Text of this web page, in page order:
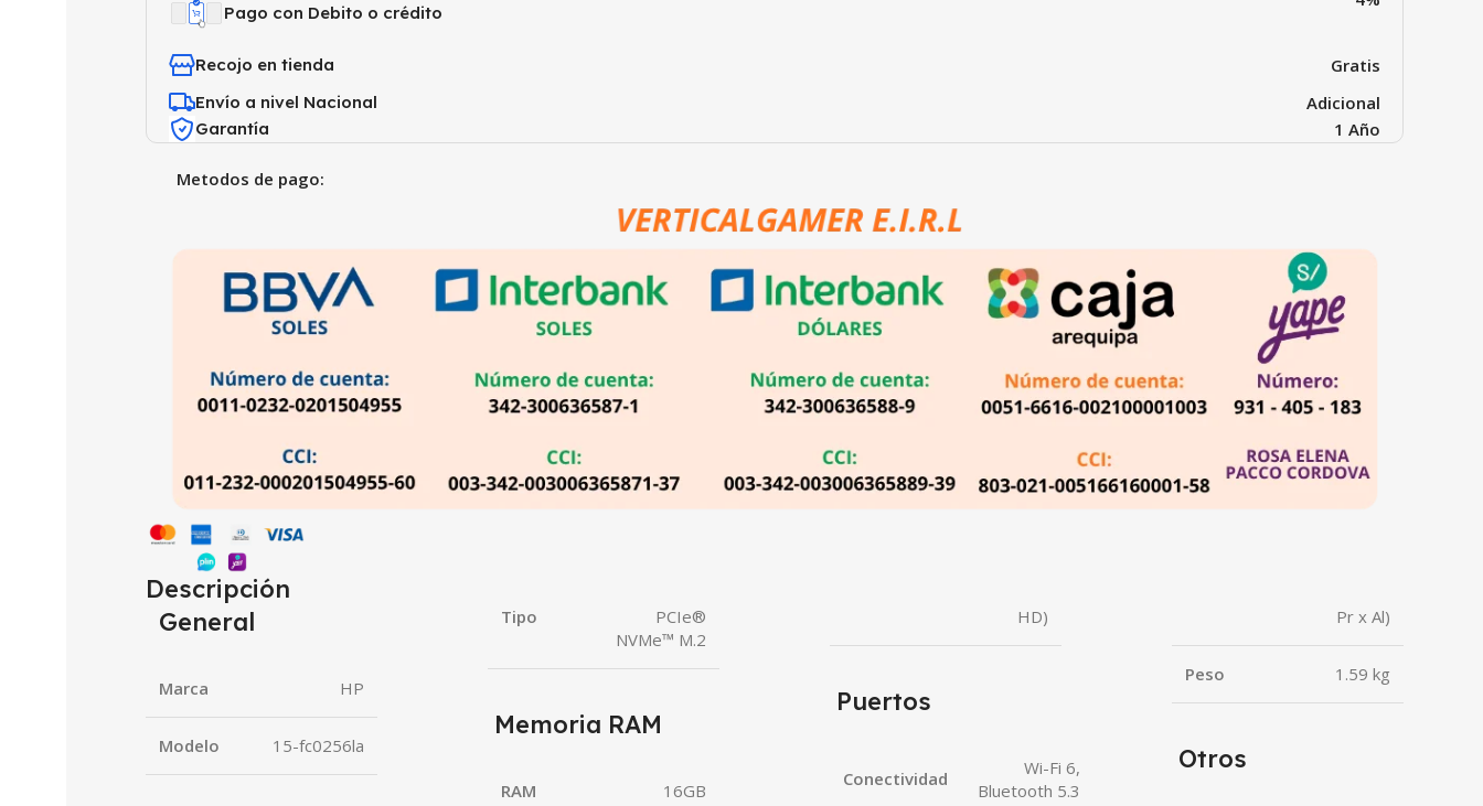
Pago con Debito o crédito
Recojo en tienda Gratis
Envío a nivel Nacional Adicional
Garantía 1 Año
Metodos de pago:
Descripción
General
Marca HP
Modelo 15-fc0256la
Tipo
PCIe®
NVMe™ M.2
Memoria RAM
RAM 16GB
HD)
Puertos
Conectividad
Wi-Fi 6,
Bluetooth 5.3
Pr x Al)
Peso 1.59 kg
Otros